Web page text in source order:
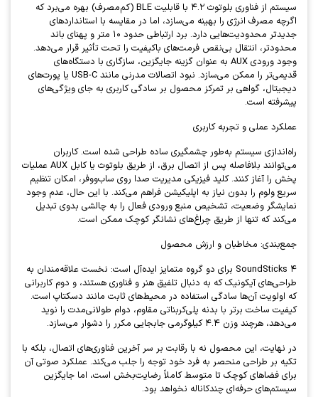
سیستم از فناوری بلوتوث ۴.۲ با قابلیت BLE (کم‌مصرف) بهره می‌برد که
اگرچه مصرف انرژی را بهینه می‌سازد، اما در مقایسه با استانداردهای
جدیدتر محدودیت‌هایی دارد. برد ارتباطی حدود ۱۰ متر و پهنای باند
محدودتر، انتقال بی‌نقص فرمت‌های باکیفیت را تحت تأثیر قرار می‌دهد.
وجود ورودی AUX به عنوان گزینه جایگزین، سازگاری با دستگاه‌های
قدیمی‌تر را ممکن می‌سازد. نبود اتصالات مدرنی مانند USB-C یا پورت‌های
دیجیتال، گواهی بر تمرکز محصول بر سادگی کاربری به جای ویژگی‌های
پیشرفته است.
عملکرد عملی و تجربه کاربری
راه‌اندازی سیستم به‌طور چشمگیری ساده طراحی شده است. کاربران
می‌توانند بلافاصله پس از اتصال برق، از طریق بلوتوث یا کابل AUX عملیات
پخش را آغاز کنند. کلید فیزیکی مدیریت صدا روی ساب‌ووفر، امکان تنظیم
سریع ولوم را بدون نیاز به اپلیکیشن فراهم می‌کند. با این حال، عدم وجود
نمایشگر وضعیت، تشخیص منبع ورودی فعال را به چالشی بدوی تبدیل
می‌کند که تنها از طریق چراغ‌های نشانگر کوچک ممکن است.
جمع‌بندی: مخاطبان و ارزش محصول
SoundSticks ۴ برای دو گروه متمایز ایده‌آل است: نخست علاقه‌مندان به
طراحی‌های آیکونیک که به دنبال تلفیق هنر و فناوری هستند، و دوم کاربرانی
که اولویت آن‌ها سادگی استفاده در محیط‌های ثابت مانند دسکتاپ است.
کیفیت ساخت برتر با بدنه پلی‌کربناتی مقاوم، دوام طولانی‌مدت را نوید
می‌دهد، هرچند وزن ۴.۴ کیلوگرمی جابجایی مکرر را دشوار می‌سازد.
در نهایت، این محصول نه با رقابت بر سر آخرین فناوری‌های اتصال، بلکه با
تکیه بر طراحی منحصر به فرد خود توجه را جلب می‌کند. عملکرد صوتی آن
برای فضاهای کوچک تا متوسط کاملاً رضایت‌بخش است، اما جایگزین
سیستم‌های حرفه‌ای چندکاناله نخواهد بود.